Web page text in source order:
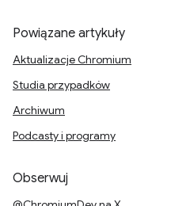
Powiązane artykuły
Aktualizacje Chromium
Studia przypadków
Archiwum
Podcasty i programy
Obserwuj